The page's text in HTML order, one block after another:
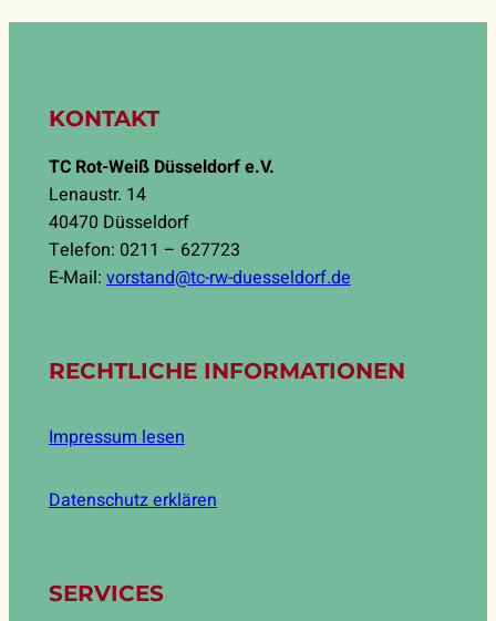
KONTAKT
TC Rot-Weiß Düsseldorf e.V.
Lenaustr. 14
40470 Düsseldorf
Telefon: 0211 – 627723
E-Mail:vorstand@tc-rw-duesseldorf.de
RECHTLICHE INFORMATIONEN
Impressum lesen
Datenschutz erklären
SERVICES